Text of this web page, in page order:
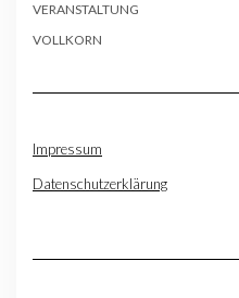
VERANSTALTUNG
VOLLKORN
Impressum
Datenschutzerklärung